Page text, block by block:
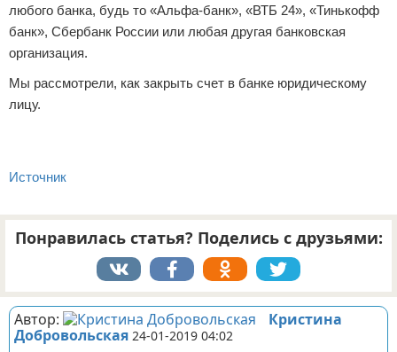
любого банка, будь то «Альфа-банк», «ВТБ 24», «Тинькофф
банк», Сбербанк России или любая другая банковская
организация.
Мы рассмотрели, как закрыть счет в банке юридическому
лицу.
Источник
Понравилась статья? Поделись с друзьями:
Автор:
Кристина
Добровольская 24-01-2019 04:02